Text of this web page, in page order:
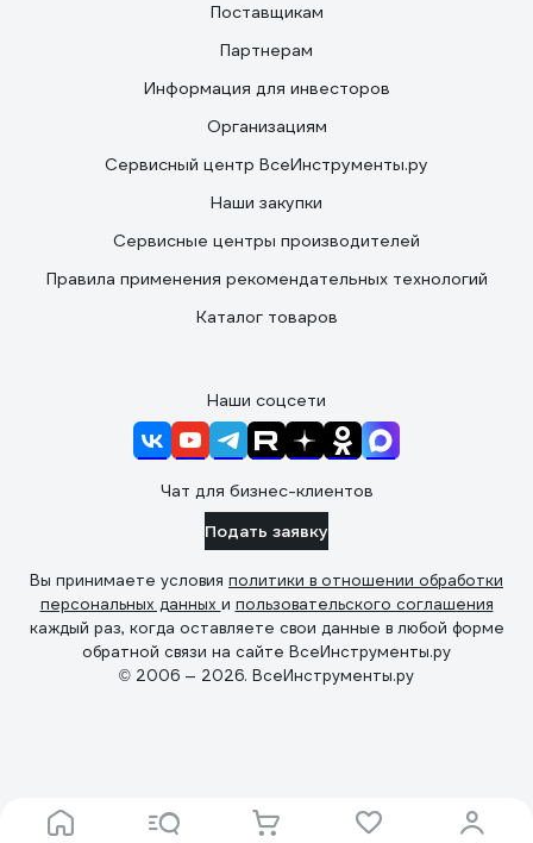
Поставщикам
Партнерам
Информация для инвесторов
Организациям
Сервисный центр ВсеИнструменты.ру
Наши закупки
Сервисные центры производителей
Правила применения рекомендательных технологий
Каталог товаров
Наши соцсети
Чат для бизнес-клиентов
Подать заявку
Вы принимаете условия политики в отношении обработки
персональных данных и пользовательского соглашения
каждый раз, когда оставляете свои данные в любой форме
обратной связи на сайте ВсеИнструменты.ру
© 2006 — 2026. ВсеИнструменты.ру